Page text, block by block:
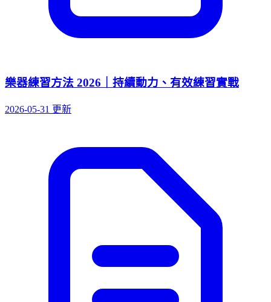
樂器練習方法 2026｜持續動力、有效練習實戰
2026-05-31 更新